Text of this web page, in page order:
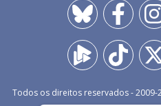
Todos os direitos reservados - 2009-